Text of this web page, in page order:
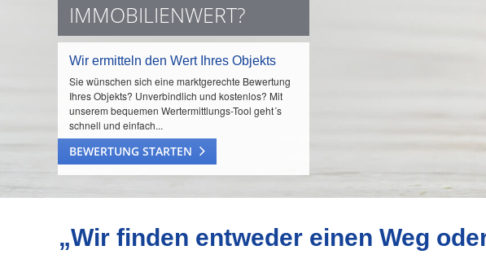
IMMOBILIENWERT?
Wir ermitteln den Wert Ihres Objekts
Sie wünschen sich eine marktgerechte Bewertung
Ihres Objekts? Unverbindlich und kostenlos? Mit
unserem bequemen Wertermittlungs-Tool geht´s
schnell und einfach...
BEWERTUNG STARTEN
„Wir finden entweder einen Weg